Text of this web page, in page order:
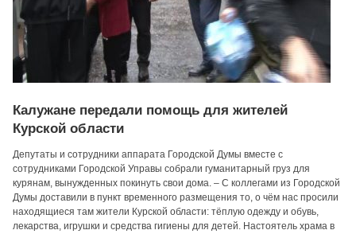
Калужане передали помощь для жителей
Курской области
Депутаты и сотрудники аппарата Городской Думы вместе с
сотрудниками Городской Управы собрали гуманитарный груз для
курянам, вынужденных покинуть свои дома. – С коллегами из Городской
Думы доставили в пункт временного размещения то, о чём нас просили
находящиеся там жители Курской области: тёплую одежду и обувь,
лекарства, игрушки и средства гигиены для детей. Настоятель храма в